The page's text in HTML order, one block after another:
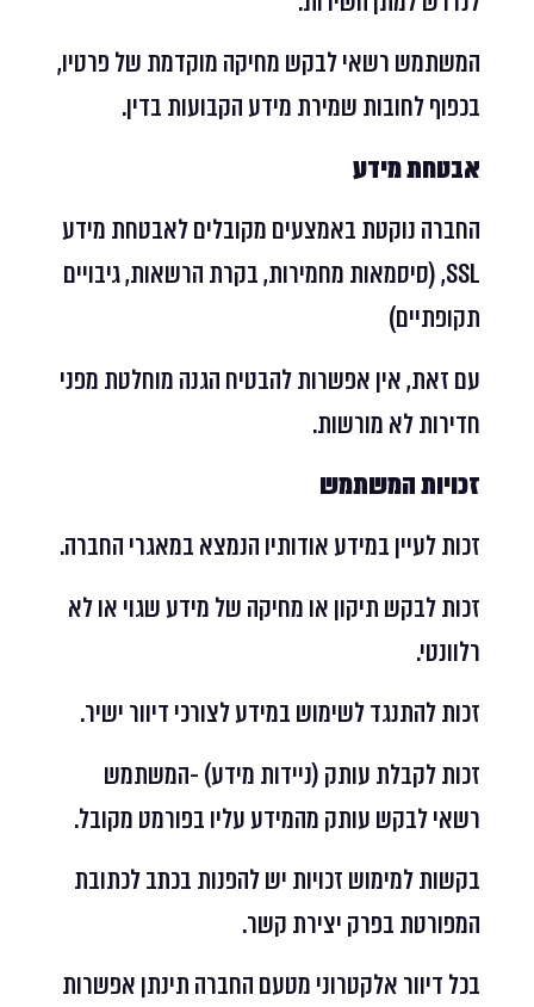
המשתמש רשאי לבקש מחיקה מוקדמת של פרטיו,
בכפוף לחובות שמירת מידע הקבועות בדין.
אבטחת מידע
החברה נוקטת באמצעים מקובלים לאבטחת מידע
SSL, (סיסמאות מחמירות, בקרת הרשאות, גיבויים
תקופתיים)
עם זאת, אין אפשרות להבטיח הגנה מוחלטת מפני
חדירות לא מורשות.
זכויות המשתמש
זכות לעיין במידע אודותיו הנמצא במאגרי החברה.
זכות לבקש תיקון או מחיקה של מידע שגוי או לא
רלוונטי.
זכות להתנגד לשימוש במידע לצורכי דיוור ישיר.
זכות לקבלת עותק (ניידות מידע) -המשתמש
רשאי לבקש עותק מהמידע עליו בפורמט מקובל.
בקשות למימוש זכויות יש להפנות בכתב לכתובת
המפורטת בפרק יצירת קשר.
בכל דיוור אלקטרוני מטעם החברה תינתן אפשרות